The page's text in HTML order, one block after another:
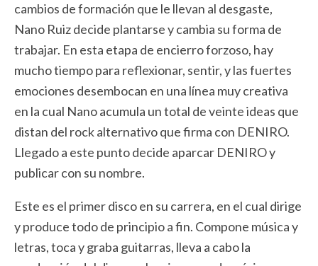
cambios de formación que le llevan al desgaste,
Nano Ruiz decide plantarse y cambia su forma de
trabajar. En esta etapa de encierro forzoso, hay
mucho tiempo para reflexionar, sentir, y las fuertes
emociones desembocan en una línea muy creativa
en la cual Nano acumula un total de veinte ideas que
distan del rock alternativo que firma con DENIRO.
Llegado a este punto decide aparcar DENIRO y
publicar con su nombre.
Este es el primer disco en su carrera, en el cual dirige
y produce todo de principio a fin. Compone música y
letras, toca y graba guitarras, lleva a cabo la